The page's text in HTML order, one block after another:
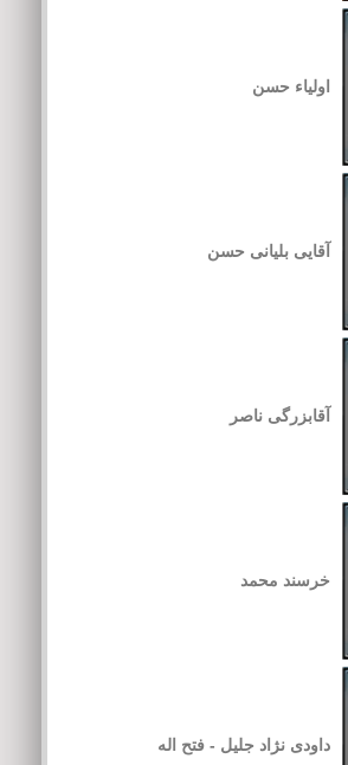
اولیاء حسن
آقایی بلیانی حسن
آقابزرگی ناصر
خرسند محمد
داودی نژاد جلیل - فتح اله